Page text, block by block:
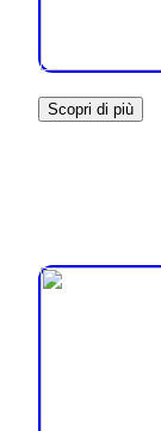
Scopri di più